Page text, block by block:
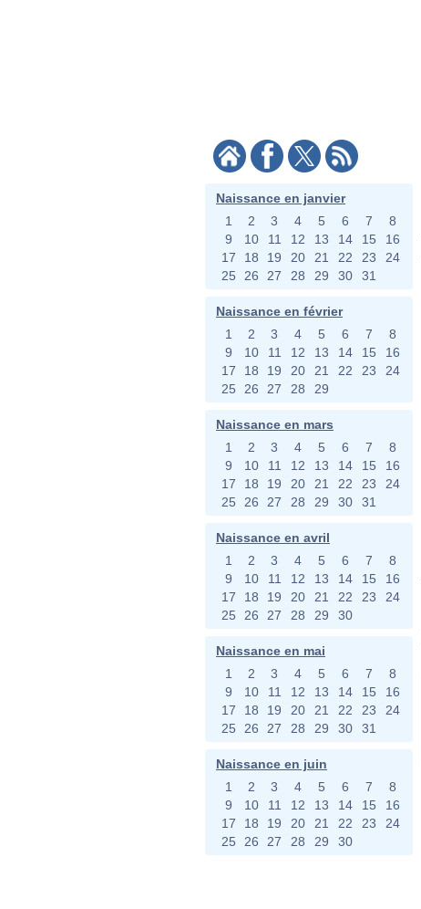
Naissance en janvier
1
2 3 4 5 6 7
8
9
10 11 12 13 14 15
16
17
18 19 20 21 22 23
24
25
26 27 28 29 30 31
Naissance en février
1
2 3 4 5 6 7
8
9
10 11 12 13 14 15
16
17
18 19 20 21 22 23
24
25
26 27 28 29
Naissance en mars
1
2 3 4 5 6 7
8
9
10 11 12 13 14 15
16
17
18 19 20 21 22 23
24
25
26 27 28 29 30 31
Naissance en avril
1
2 3 4 5 6 7
8
9
10 11 12 13 14 15
16
17
18 19 20 21 22 23
24
25
26 27 28 29 30
Naissance en mai
1
2 3 4 5 6 7
8
9
10 11 12 13 14 15
16
17
18 19 20 21 22 23
24
25
26 27 28 29 30 31
Naissance en juin
1
2 3 4 5 6 7
8
9
10 11 12 13 14 15
16
17
18 19 20 21 22 23
24
25
26 27 28 29 30